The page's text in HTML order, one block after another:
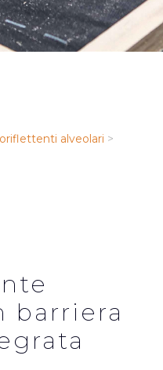
alveolari >
barriera